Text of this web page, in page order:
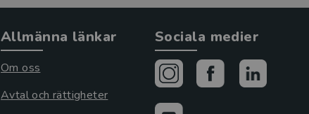
Allmänna länkar
Om oss
Avtal och rättigheter
Sociala medier